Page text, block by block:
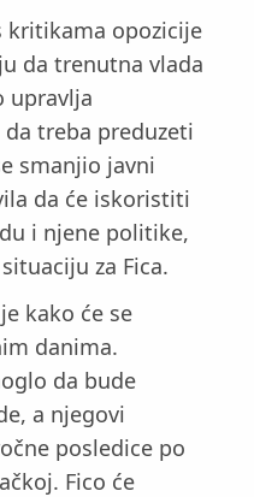
kritikama opozicije
da trenutna vlada
upravlja
treba preduzeti
smanjio javni
da će iskoristiti
i njene politike,
za Fica.
kako će se
danima.
da bude
a njegovi
posledice po
Fico će